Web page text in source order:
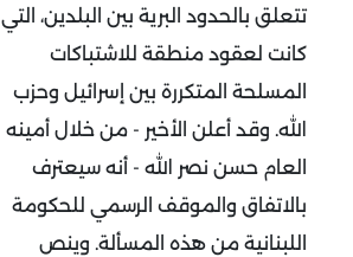
تتعلق بالحدود البرية بين البلدين، التي
كانت لعقود منطقة للاشتباكات
المسلحة المتكررة بين إسرائيل وحزب
الله. وقد أعلن الأخير - من خلال أمينه
العام حسن نصر الله - أنه سيعترف
بالاتفاق والموقف الرسمي للحكومة
اللبنانية من هذه المسألة. وينص